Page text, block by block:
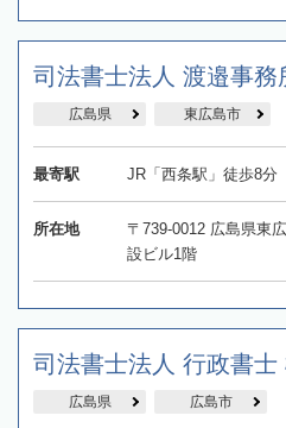
司法書士法人 渡邉事
広島県 東広島市
最寄駅 JR「西条駅」徒歩8分
所在地
〒739-0012 広島県東
設ビル1階
司法書士法人 行政書士
広島県 広島市